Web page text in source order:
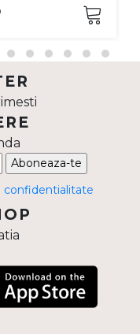
Aboneaza-te
confidentialitate